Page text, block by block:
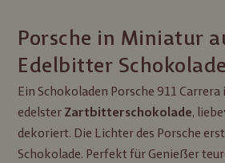
Porsche in Miniatur
Edelbitter Schokolade
Ein Schokoladen Porsche 911 Carrera
edelster Zartbitterschokolade,
dekoriert. Die Lichter des Porsche
Schokolade. Perfekt für Genießer